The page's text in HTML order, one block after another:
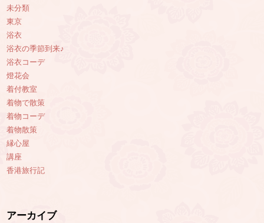
未分類
東京
浴衣
浴衣の季節到来♪
浴衣コーデ
燈花会
着付教室
着物で散策
着物コーデ
着物散策
縁心屋
講座
香港旅行記
アーカイブ